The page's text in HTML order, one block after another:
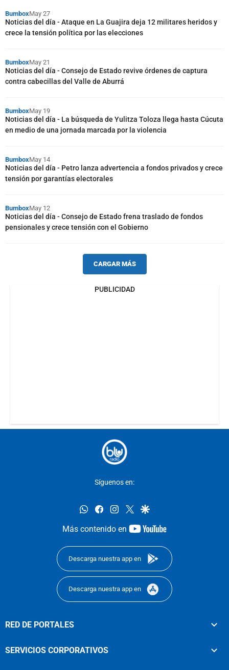
BumboxMay 27
Noticias del día - Ataque en La Guajira deja 12 militares heridos y
crece la tensión política por las elecciones
BumboxMay 21
Noticias del día - Consejo de Estado revive órdenes de captura
contra cabecillas del Valle de Aburrá
BumboxMay 19
Noticias del día - La búsqueda de Yulitza Toloza llega hasta Cúcuta
en medio de una jornada marcada por la violencia
BumboxMay 14
Noticias del día - Petro lanza advertencia a fondos privados y crece
tensión por garantías electorales
BumboxMay 12
Noticias del día - Consejo de Estado frena traslado de fondos
pensionales y crece tensión con el Gobierno
CARGAR MÁS
PUBLICIDAD
Síguenos en:
whatsappfacebookinstagram
twittergoogle
Más contenido en
youtube-
Descarga nuestra app en
Descarga nuestra app en
RED DE PORTALES
SERVICIOS CORPORATIVOS